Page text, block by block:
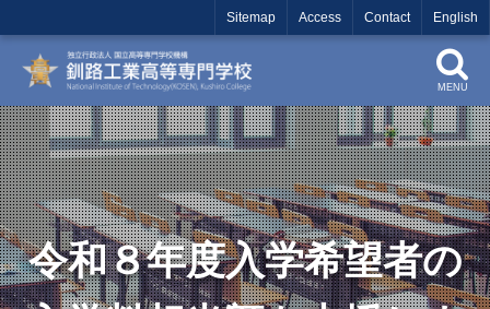
Sitemap Access Contact English
MENU
令和８年度入学希望者の